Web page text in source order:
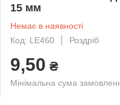
15 мм
Немає в наявності
Код: LE460
Роздріб
9,50 ₴
Мінімальна сума